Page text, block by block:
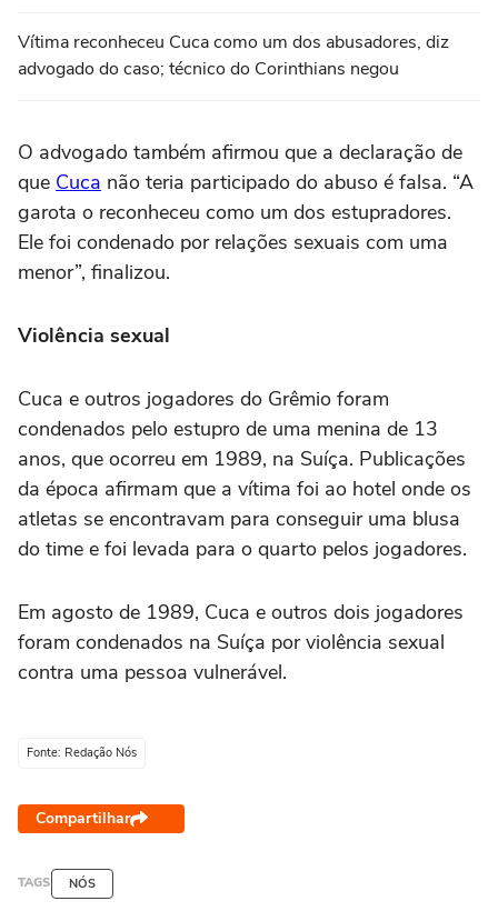
Vítima reconheceu Cuca como um dos abusadores, diz
advogado do caso; técnico do Corinthians negou
O advogado também afirmou que a declaração de
que Cuca não teria participado do abuso é falsa. “A
garota o reconheceu como um dos estupradores.
Ele foi condenado por relações sexuais com uma
menor”, finalizou.
Violência sexual
Cuca e outros jogadores do Grêmio foram
condenados pelo estupro de uma menina de 13
anos, que ocorreu em 1989, na Suíça. Publicações
da época afirmam que a vítima foi ao hotel onde os
atletas se encontravam para conseguir uma blusa
do time e foi levada para o quarto pelos jogadores.
Em agosto de 1989, Cuca e outros dois jogadores
foram condenados na Suíça por violência sexual
contra uma pessoa vulnerável.
Fonte: Redação Nós
Compartilhar
TAGS NÓS